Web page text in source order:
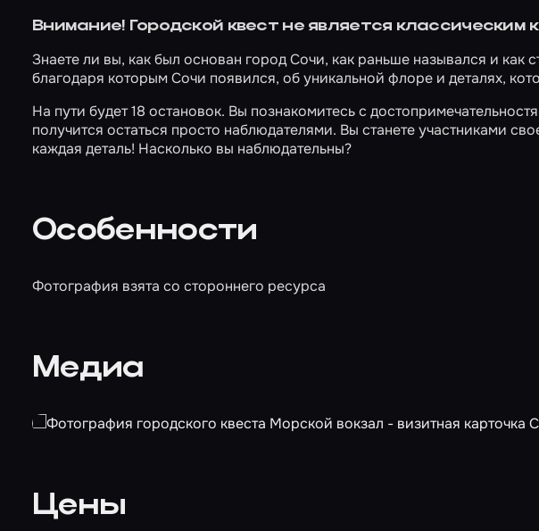
Внимание! Городской квест не является классическим
Знаете ли вы, как был основан город Сочи, как раньше назывался и как
благодаря которым Сочи появился, об уникальной флоре и деталях,
На пути будет 18 остановок. Вы познакомитесь с
получится остаться просто наблюдателями. Вы станете участниками
каждая деталь! Насколько вы наблюдательны?
Особенности
Фотография взята со стороннего ресурса
Медиа
Цены